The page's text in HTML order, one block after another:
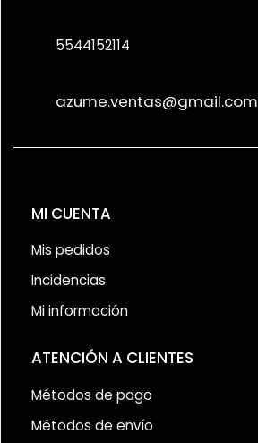
5544152114
azume.ventas@gmail.com
MI CUENTA
Mis pedidos
Incidencias
Mi información
ATENCIÓN A CLIENTES
Métodos de pago
Métodos de envío